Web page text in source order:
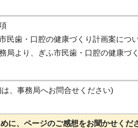
民歯・口腔の健康づくり計画案につ
より、ぎふ市民歯・口腔の健康づく
、事務局へお問合せください)
に、ページのご感想をお聞かせくだ